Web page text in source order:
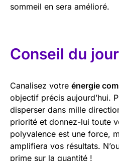
sommeil en sera amélioré.
Conseil du jour
Canalisez votre énergie
objectif précis aujourd’hui.
disperser dans mille
priorité et donnez-lui toute
polyvalence est une force,
amplifiera vos résultats.
prime sur la quantité !